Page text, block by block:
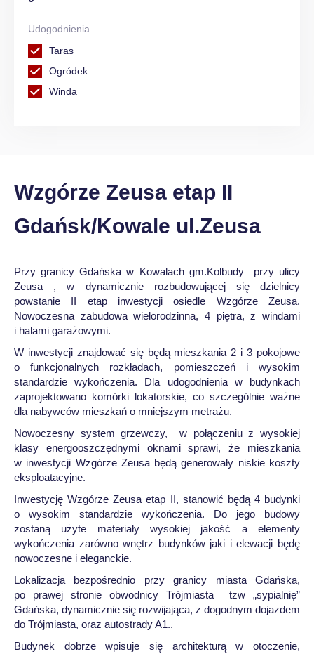
Udogodnienia
Taras
Ogródek
Winda
Wzgórze Zeusa etap II
Gdańsk/Kowale ul.Zeusa
Przy granicy Gdańska w Kowalach gm.Kolbudy przy ulicy
Zeusa , w dynamicznie rozbudowującej się dzielnicy
powstanie II etap inwestycji osiedle Wzgórze Zeusa.
Nowoczesna zabudowa wielorodzinna, 4 piętra, z windami
i halami garażowymi.
W inwestycji znajdować się będą mieszkania 2 i 3 pokojowe
o funkcjonalnych rozkładach, pomieszczeń i wysokim
standardzie wykończenia. Dla udogodnienia w budynkach
zaprojektowano komórki lokatorskie, co szczególnie ważne
dla nabywców mieszkań o mniejszym metrażu.
Nowoczesny system grzewczy, w połączeniu z wysokiej
klasy energooszczędnymi oknami sprawi, że mieszkania
w inwestycji Wzgórze Zeusa będą generowały niskie koszty
eksploatacyjne.
Inwestycję Wzgórze Zeusa etap II, stanowić będą 4 budynki
o wysokim standardzie wykończenia. Do jego budowy
zostaną użyte materiały wysokiej jakość a elementy
wykończenia zarówno wnętrz budynków jaki i elewacji będę
nowoczesne i eleganckie.
Lokalizacja bezpośrednio przy granicy miasta Gdańska,
po prawej stronie obwodnicy Trójmiasta tzw „sypialnię”
Gdańska, dynamicznie się rozwijająca, z dogodnym dojazdem
do Trójmiasta, oraz autostrady A1..
Budynek dobrze wpisuje się architekturą w otoczenie,